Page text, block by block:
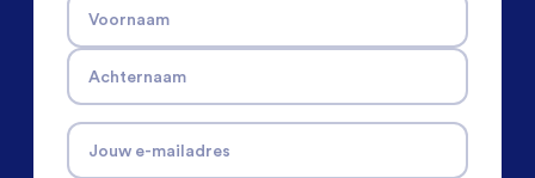
Voornaam
Achternaam
Jouw e-mailadres